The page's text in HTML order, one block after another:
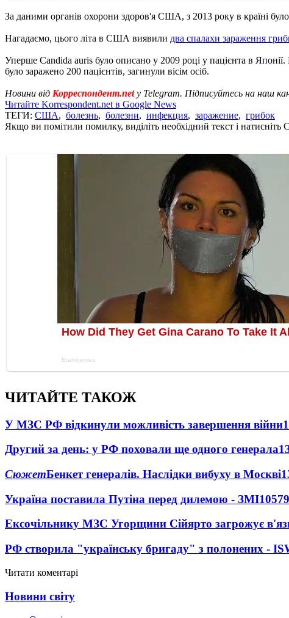
За даними органів охорони здоров'я США, з 2013 року в країні
Нагадаємо, цього літа в США виявили два спалахи зараження
Уперше Candida auris було описано у 2009 році у пацієнта в
було заражено 200 пацієнтів, загинули вісім осіб.
Новини від Корреспондент.netу Telegram. Підписуйтесь на наш
Читайте Korrespondent.net в Google News
ТЕГИ: США, болезнь, болезни, инфекция, заражение, грибок
Якщо ви помітили помилку, виділіть необхідний текст і
ЧИТАЙТЕ ТАКОЖ
У МЗС РФ відкинули можливість завершення війни
Другий за день: у РФ поховали ще одного генерала
СюжетБенкет генералів. Наслідки вибуху в Москві
Україна поставила Путіна перед дилемою - ЗМІ10579
Ексочільнику МЗС Угорщини Сійярто загрожує
РФ створила "українську бригаду" з полонених -
Читати коментарі
Новини світу